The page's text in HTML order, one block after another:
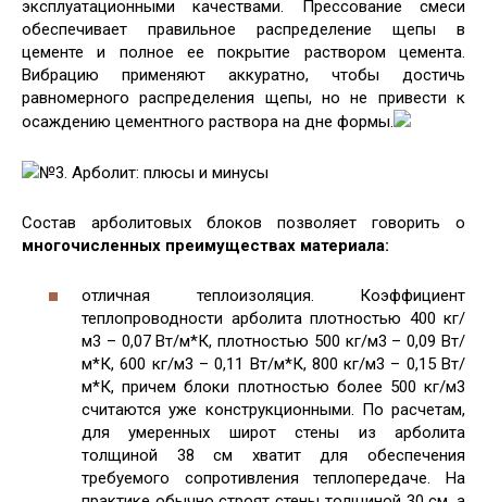
эксплуатационными качествами. Прессование смеси
обеспечивает правильное распределение щепы в
цементе и полное ее покрытие раствором цемента.
Вибрацию применяют аккуратно, чтобы достичь
равномерного распределения щепы, но не привести к
осаждению цементного раствора на дне формы.
№3. Арболит: плюсы и минусы
Состав арболитовых блоков позволяет говорить о
многочисленных преимуществах материала:
отличная теплоизоляция. Коэффициент
теплопроводности арболита плотностью 400 кг/
м3 – 0,07 Вт/м*К, плотностью 500 кг/м3 – 0,09 Вт/
м*К, 600 кг/м3 – 0,11 Вт/м*К, 800 кг/м3 – 0,15 Вт/
м*К, причем блоки плотностью более 500 кг/м3
считаются уже конструкционными. По расчетам,
для умеренных широт стены из арболита
толщиной 38 см хватит для обеспечения
требуемого сопротивления теплопередаче. На